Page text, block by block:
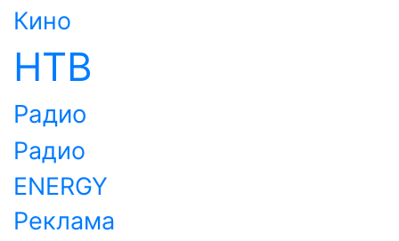
Кино
НТВ
Радио
Радио
ENERGY
Реклама